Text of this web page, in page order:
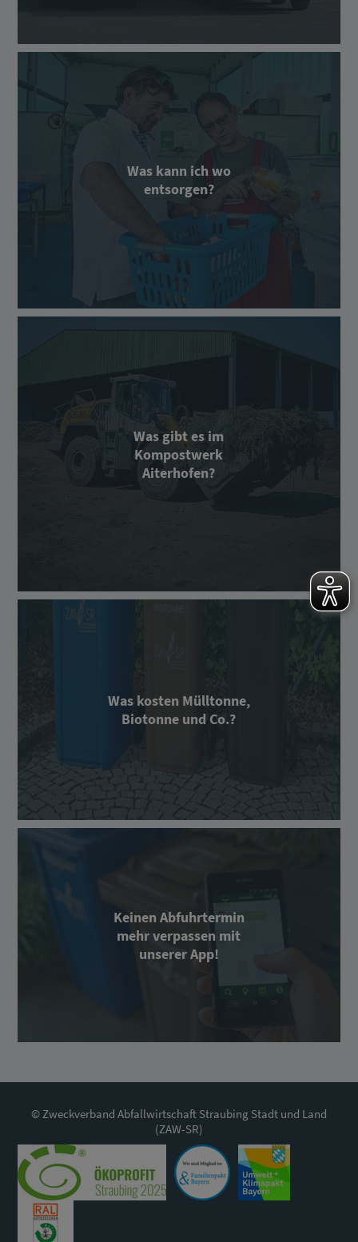
Was kann ich wo
entsorgen?
Was gibt es im
Kompostwerk
Aiterhofen?
Was kosten Mülltonne,
Biotonne und Co.?
Keinen Abfuhrtermin
mehr verpassen mit
unserer App!
© Zweckverband Abfallwirtschaft Straubing Stadt und Land
(ZAW-SR)